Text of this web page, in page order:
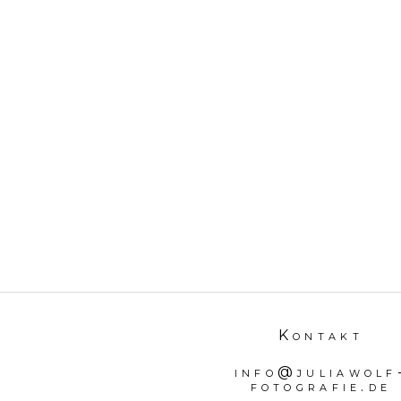
Kontakt
fotografie.de